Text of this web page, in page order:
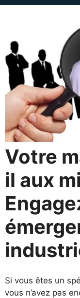
Votre
il aux
Si vous êtes un
vous n’avez pas